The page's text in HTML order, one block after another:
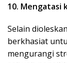
10. Mengatasi
Selain
berkhasiat
mengurangi